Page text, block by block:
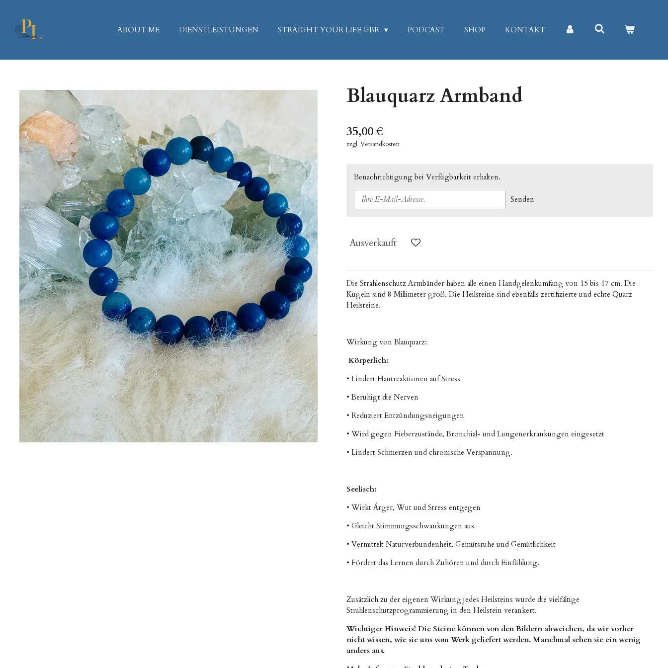
Hauptinhalt
springen
ABOUT ME DIENSTLEISTUNGEN STRAIGHT YOUR LIFE GBR PODCAST SHOP KONTAKT
Blauquarz Armband
35,00 €
zzgl. Versandkosten
Benachrichtigung bei Verfügbarkeit erhalten.
Senden
Ausverkauft
Die Strahlenschutz Armbänder haben alle einen Handgelenkumfang von 15 bis 17 cm. Die
Kugeln sind 8 Millimeter groß. Die Heilsteine sind ebenfalls zertifizierte und echte Quarz
Heilsteine.
Wirkung von Blauquarz:
Körperlich:
• Lindert Hautreaktionen auf Stress
• Beruhigt die Nerven
• Reduziert Entzündungsneigungen
• Wird gegen Fieberzustände, Bronchial- und Lungenerkrankungen eingesetzt
• Lindert Schmerzen und chronische Verspannung.
Seelisch:
• Wirkt Ärger, Wut und Stress entgegen
• Gleicht Stimmungsschwankungen aus
• Vermittelt Naturverbundenheit, Gemütsruhe und Gemütlichkeit
• Fördert das Lernen durch Zuhören und durch Einfühlung.
Zusätzlich zu der eigenen Wirkung jedes Heilsteins wurde die vielfältige
Strahlenschutzprogrammierung in den Heilstein verankert.
Wichtiger Hinweis! Die Steine können von den Bildern abweichen, da wir vorher
nicht wissen, wie sie uns vom Werk geliefert werden. Manchmal sehen sie ein wenig
anders aus.